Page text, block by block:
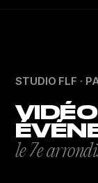
STUDIO FLF ·
VIDÉO
le 7e